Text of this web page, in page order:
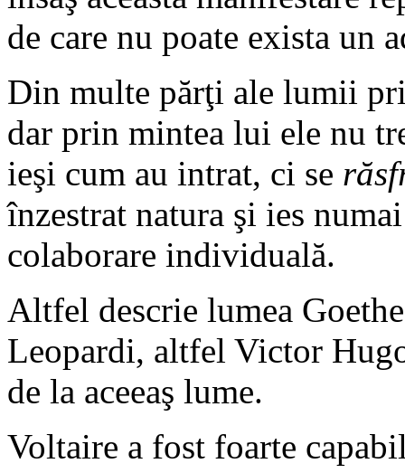
de care nu poate exista un
Din multe părţi ale lumii
dar prin mintea lui ele nu
ieşi cum au intrat, ci se
înzestrat natura şi ies
colaborare individuală.
Altfel descrie lumea
Leopardi, altfel Victor
de la aceeaş lume.
Voltaire a fost foarte